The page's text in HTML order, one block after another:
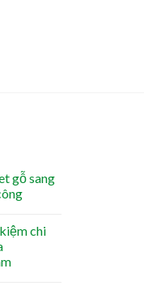
gỗ sang
chi